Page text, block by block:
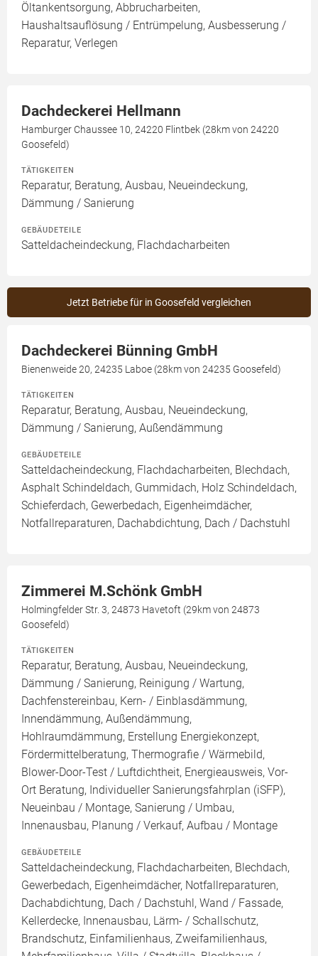
Öltankentsorgung, Abbrucharbeiten,
Haushaltsauflösung / Entrümpelung, Ausbesserung /
Reparatur, Verlegen
Dachdeckerei Hellmann
Hamburger Chaussee 10, 24220 Flintbek (28km von 24220
Goosefeld)
TÄTIGKEITEN
Reparatur, Beratung, Ausbau, Neueindeckung,
Dämmung / Sanierung
GEBÄUDETEILE
Satteldacheindeckung, Flachdacharbeiten
Jetzt Betriebe für in Goosefeld vergleichen
Dachdeckerei Bünning GmbH
Bienenweide 20, 24235 Laboe (28km von 24235 Goosefeld)
TÄTIGKEITEN
Reparatur, Beratung, Ausbau, Neueindeckung,
Dämmung / Sanierung, Außendämmung
GEBÄUDETEILE
Satteldacheindeckung, Flachdacharbeiten, Blechdach,
Asphalt Schindeldach, Gummidach, Holz Schindeldach,
Schieferdach, Gewerbedach, Eigenheimdächer,
Notfallreparaturen, Dachabdichtung, Dach / Dachstuhl
Zimmerei M.Schönk GmbH
Holmingfelder Str. 3, 24873 Havetoft (29km von 24873
Goosefeld)
TÄTIGKEITEN
Reparatur, Beratung, Ausbau, Neueindeckung,
Dämmung / Sanierung, Reinigung / Wartung,
Dachfenstereinbau, Kern- / Einblasdämmung,
Innendämmung, Außendämmung,
Hohlraumdämmung, Erstellung Energiekonzept,
Fördermittelberatung, Thermografie / Wärmebild,
Blower-Door-Test / Luftdichtheit, Energieausweis, Vor-
Ort Beratung, Individueller Sanierungsfahrplan (iSFP),
Neueinbau / Montage, Sanierung / Umbau,
Innenausbau, Planung / Verkauf, Aufbau / Montage
GEBÄUDETEILE
Satteldacheindeckung, Flachdacharbeiten, Blechdach,
Gewerbedach, Eigenheimdächer, Notfallreparaturen,
Dachabdichtung, Dach / Dachstuhl, Wand / Fassade,
Kellerdecke, Innenausbau, Lärm- / Schallschutz,
Brandschutz, Einfamilienhaus, Zweifamilienhaus,